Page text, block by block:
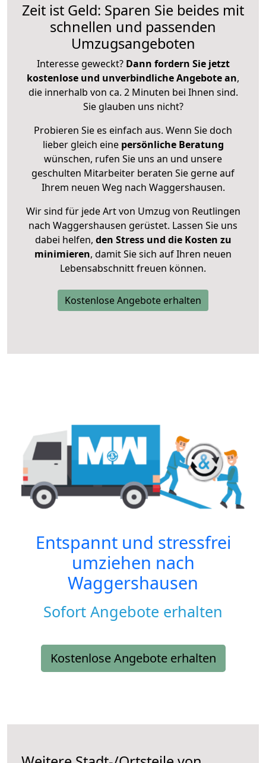
Zeit ist Geld: Sparen Sie beides mit
schnellen und passenden
Umzugsangeboten
Interesse geweckt? Dann fordern Sie jetzt
kostenlose und unverbindliche Angebote an,
die innerhalb von ca. 2 Minuten bei Ihnen sind.
Sie glauben uns nicht?
Probieren Sie es einfach aus. Wenn Sie doch
lieber gleich eine persönliche Beratung
wünschen, rufen Sie uns an und unsere
geschulten Mitarbeiter beraten Sie gerne auf
Ihrem neuen Weg nach Waggershausen.
Wir sind für jede Art von Umzug von Reutlingen
nach Waggershausen gerüstet. Lassen Sie uns
dabei helfen, den Stress und die Kosten zu
minimieren, damit Sie sich auf Ihren neuen
Lebensabschnitt freuen können.
Kostenlose Angebote erhalten
Entspannt und stressfrei
umziehen nach
Waggershausen
Sofort Angebote erhalten
Kostenlose Angebote erhalten